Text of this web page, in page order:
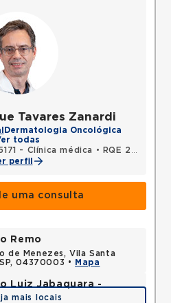
Tavares Zanardi
Dermatologia Oncológica
todas
- Clínica médica •
RQE 26930 - Dermatologia
perfil
uma consulta
Remo
de Menezes, Vila Santa
04370003 •
Mapa
Luiz Jabaquara -
mais locais